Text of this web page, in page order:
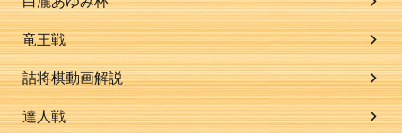
竜王戦
詰将棋動画解説
達人戦